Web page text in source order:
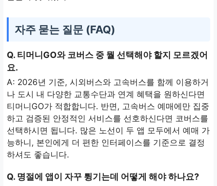
자주 묻는 질문 (FAQ)
Q. 티머니GO와 코버스 중 뭘 선택해야 할지 모르겠어
요.
A: 2026년 기준, 시외버스와 고속버스를 함께 이용하거
나 도시 내 다양한 교통수단과 연계 혜택을 원하신다면
티머니GO가 적합합니다. 반면, 고속버스 예매에만 집중
하고 검증된 안정적인 서비스를 선호하신다면 코버스를
선택하시면 됩니다. 많은 노선이 두 앱 모두에서 예매 가
능하니, 본인에게 더 편한 인터페이스를 기준으로 결정
하셔도 좋습니다.
Q. 명절에 앱이 자꾸 튕기는데 어떻게 해야 하나요?